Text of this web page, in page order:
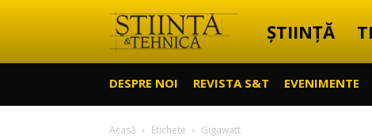
Știință
ȘTIINȚĂ
DESPRE NOI REVISTA S&T EVENIMENTE
Acasă Etichete Gigawatt